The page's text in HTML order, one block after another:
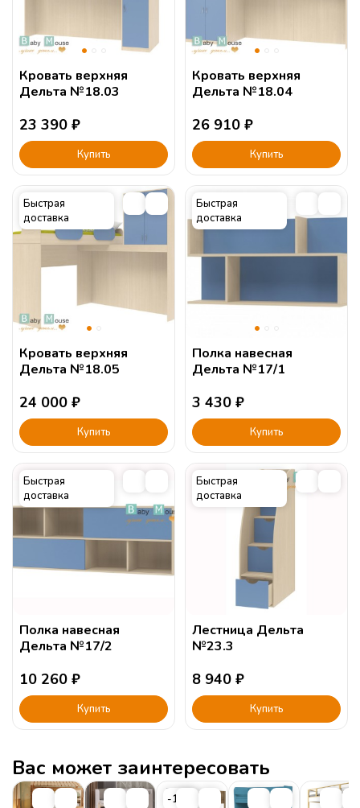
Кровать верхняя
Дельта №18.03
23 390 ₽
Купить
Кровать верхняя
Дельта №18.04
26 910 ₽
Купить
Быстрая
доставка
Кровать верхняя
Дельта №18.05
24 000 ₽
Купить
Быстрая
доставка
Полка навесная
Дельта №17/1
3 430 ₽
Купить
Быстрая
доставка
Полка навесная
Дельта №17/2
10 260 ₽
Купить
Быстрая
доставка
Лестница Дельта
№23.3
8 940 ₽
Купить
Вас может заинтересовать
-16%